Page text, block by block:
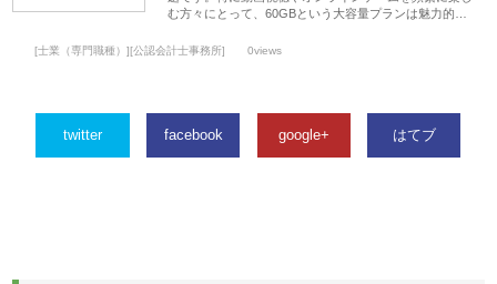
む方々にとって、60GBという大容量プランは魅力的…
[士業（専門職種）][公認会計士事務所] 0views
twitter facebook google+ はてブ